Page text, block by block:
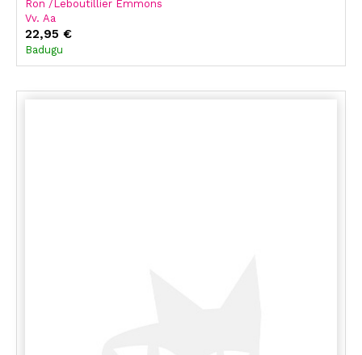
Ron /Leboutillier Emmons
Vv. Aa
22,95 €
Badugu